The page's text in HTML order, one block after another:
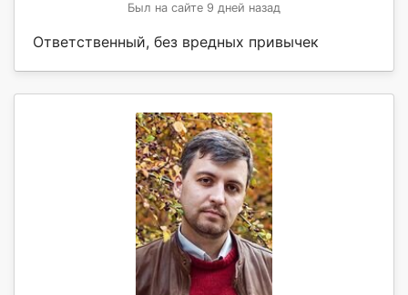
Был на сайте 9 дней назад
Ответственный, без вредных привычек